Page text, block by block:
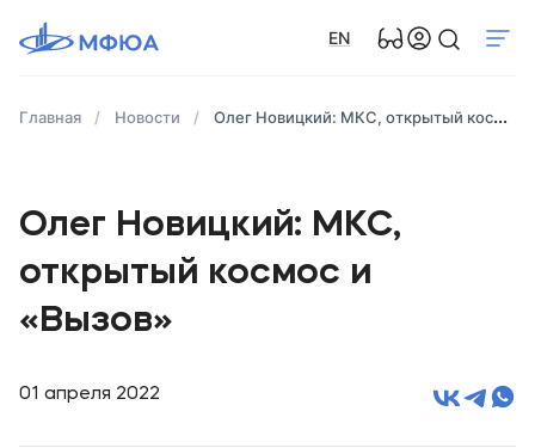
EN
Главная Новости Олег Новицкий: МКС, открытый космос и «Вызов»
Олег Новицкий: МКС,
открытый космос и
«Вызов»
01 апреля 2022